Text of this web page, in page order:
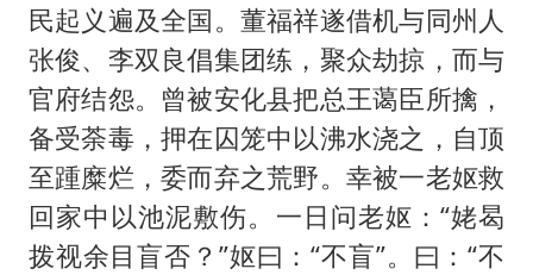
多地要求领导干部带头休假
80后女柜员逆袭成4200亿银行副行长
奋进开新局 实干挑大梁
民起义遍及全国。董福祥遂借机与同州人
张俊、李双良倡集团练，聚众劫掠，而与
官府结怨。曾被安化县把总王蔼臣所擒，
备受荼毒，押在囚笼中以沸水浇之，自顶
至踵糜烂，委而弃之荒野。幸被一老妪救
回家中以池泥敷伤。一日问老妪：“姥曷
拨视余目盲否？”妪曰：“不盲”。曰：“不